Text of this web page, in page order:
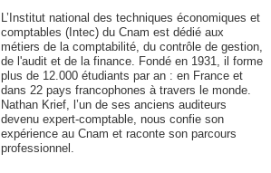
L’Institut national des techniques économiques et
comptables (Intec) du Cnam est dédié aux
métiers de la comptabilité, du contrôle de gestion,
de l'audit et de la finance. Fondé en 1931, il forme
plus de 12.000 étudiants par an : en France et
dans 22 pays francophones à travers le monde.
Nathan Krief, l’un de ses anciens auditeurs
devenu expert-comptable, nous confie son
expérience au Cnam et raconte son parcours
professionnel.